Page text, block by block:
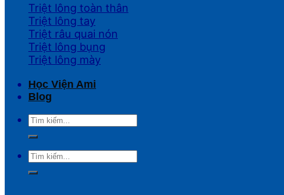
Triệt lông toàn thân
Triệt lông tay
Triệt râu quai nón
Triệt lông bụng
Triệt lông mày
Học Viện Ami
Blog